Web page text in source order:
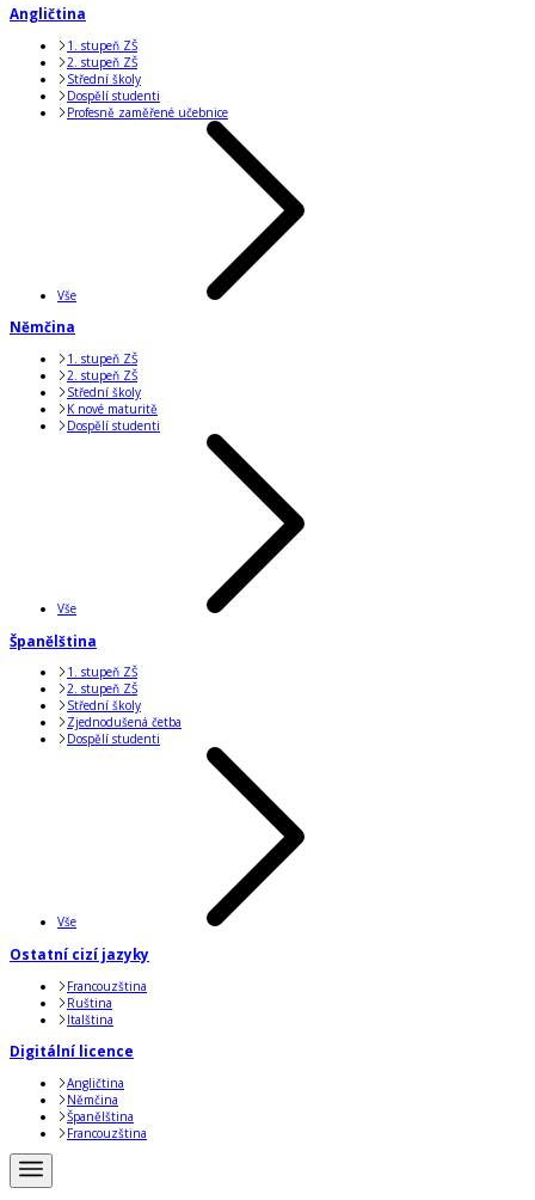
Angličtina
1. stupeň ZŠ
2. stupeň ZŠ
Střední školy
Dospělí studenti
Profesně zaměřené učebnice
Vše
Němčina
1. stupeň ZŠ
2. stupeň ZŠ
Střední školy
K nové maturitě
Dospělí studenti
Vše
Španělština
1. stupeň ZŠ
2. stupeň ZŠ
Střední školy
Zjednodušená četba
Dospělí studenti
Vše
Ostatní cizí jazyky
Francouzština
Ruština
Italština
Digitální licence
Angličtina
Němčina
Španělština
Francouzština